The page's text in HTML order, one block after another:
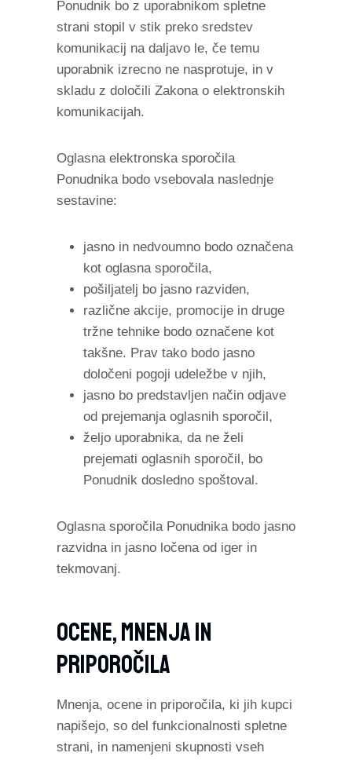
Ponudnik bo z uporabnikom spletne
strani stopil v stik preko sredstev
komunikacij na daljavo le, če temu
uporabnik izrecno ne nasprotuje, in v
skladu z določili Zakona o elektronskih
komunikacijah.
Oglasna elektronska sporočila
Ponudnika bodo vsebovala naslednje
sestavine:
jasno in nedvoumno bodo označena
kot oglasna sporočila,
pošiljatelj bo jasno razviden,
različne akcije, promocije in druge
tržne tehnike bodo označene kot
takšne. Prav tako bodo jasno
določeni pogoji udeležbe v njih,
jasno bo predstavljen način odjave
od prejemanja oglasnih sporočil,
željo uporabnika, da ne želi
prejemati oglasnih sporočil, bo
Ponudnik dosledno spoštoval.
Oglasna sporočila Ponudnika bodo jasno
razvidna in jasno ločena od iger in
tekmovanj.
Ocene, Mnenja In
Priporočila
Mnenja, ocene in priporočila, ki jih kupci
napišejo, so del funkcionalnosti spletne
strani, in namenjeni skupnosti vseh